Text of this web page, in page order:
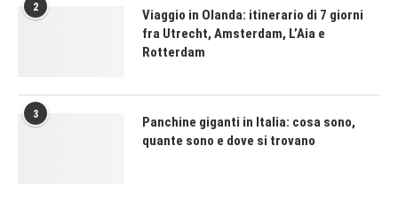
2
Viaggio in Olanda: itinerario di 7 giorni
fra Utrecht, Amsterdam, L’Aia e
Rotterdam
3
Panchine giganti in Italia: cosa sono,
quante sono e dove si trovano